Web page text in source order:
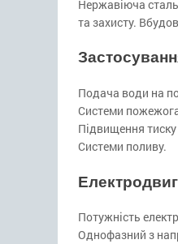
Нержавіюча
та захисту.
Подача води на
Системи
Підвищення
Системи поливу.
Потужність
Однофазний з